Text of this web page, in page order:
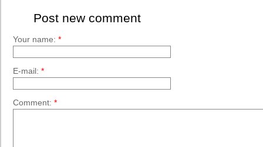
Post new comment
Your name: *
E-mail: *
Comment: *